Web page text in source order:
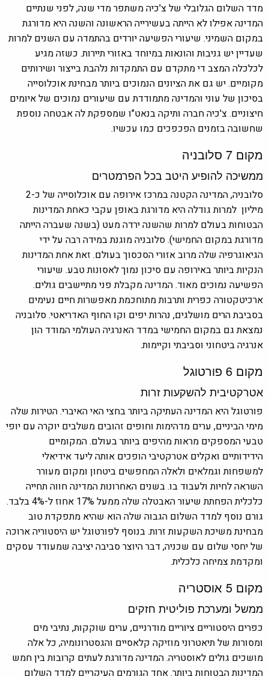
מדד השלום הגלובלי של צ'כיה משתפר מדי שנה, לפני שנתיים
המדינה אפילו לא הייתה בעשירייה הראשונה והשנה היא מדורגת
במקום השמיני. שיעורי הפשיעה יורדים בהתמדה עם השנים למרות
שעדיין יש גניבות והונאות במיוחד באזורי תיירות. כשזה מגיע
לכלכלה המצב די מתקדם עם התמקדות נלהבת בייצור ושירותים
מקומיים. יש גם את הציונים הנמוכים ביותר מבחינת אוכלוסייה
בסיכון של עוני והמדינה מתמודדת עם שיעורים נמוכים של איומים
חיצוניים. צ'כיה חברה ותיקה בנאט"ו שמספקת לה אבטחה נוספת
שחשובה בזמנים הפכפכים כמו עכשיו.
מקום 7 סלובניה
ממשיכה להופיע היטב בכל הפרמטרים
סלובניה, המדינה הקטנה במרכז אירופה עם אוכלוסייה של כ-2
מיליון למרות גודלה היא מדורגת באופן עקבי כאחת המדינות
הבטוחות בעולם למרות שהשנה ירדה מעט (בשנה שעברה הייתה
מדורגת במקום החמישי). סלובניה מוגנת במידה רבה על ידי
הגיאוגרפיה שלה מרוב אזורי הסכסוך בעולם. זאת אחת המדינות
הנקיות ביותר באירופה עם סיכון נמוך לאסונות טבע. שיעורי
הפשיעה נמוכים מאוד. המדינה מקבלת פני מתיישבים גולים.
ארכיטקטורה כפרית ותרבות מתוחכמת מאפשרות חיים נעימים
בסביבת הרים מושלגים, נהרות יפים וקו החוף האדריאטי. סלובניה
נמצאת גם במקום החמישי במדד האנרגיה העולמי המודד הון
אנרגיה ביטחוני וסביבתי וקיימות.
מקום 6 פורטוגל
אטרקטיבית להשקעות זרות
פורטוגל היא המדינה העתיקה ביותר בחצי האי האיברי. הטירות שלה
מימי הביניים, ערים מדהימות וחופים זהובים משלבים יוקרה עם יופי
טבעי המספקים מראות מהיפים ביותר בעולם. המקומיים
הידידותיים ואקלים אטרקטיבי הופכים אותה ליעד אידיאלי
למשפחות וגמלאים ולאלה המחפשים ביטחון ומקום מעורר
השראה לחיות ולעבוד בו. בשנים האחרונות המדינה חווה תחייה
כלכלית הפחתת שיעור האבטלה שלה ממעל 17% אחוז ל-4% בלבד.
גורם נוסף למדד השלום הגבוה שלה הוא שהיא מתפקדת טוב
מבחינת משיכת השקעות זרות. בנוסף לפורטוגל יש היסטוריה ארוכה
של יחסי שלום עם שכניה, דבר היוצר סביבה יציבה שמעודד עסקים
ומקדמת צמיחה כלכלית.
מקום 5 אוסטריה
ממשל ומערכת פוליטית חזקים
כפרים היסטוריים ציוריים מודרניים, ערים שוקקות, נתיבי מים
ומסורות של תיאטרוני מוזיקה קלאסיים והגסטרונומיה, כל אלה
מושכים גולים לאוסטריה. המדינה מדורגת לעתים קרובות בין חמש
המדינות הבטוחות ביותר. אחד הגורמים העיקריים למדד השלום